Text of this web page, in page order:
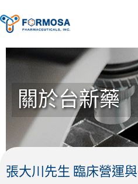
關於台新藥
張大川先生 臨床營運